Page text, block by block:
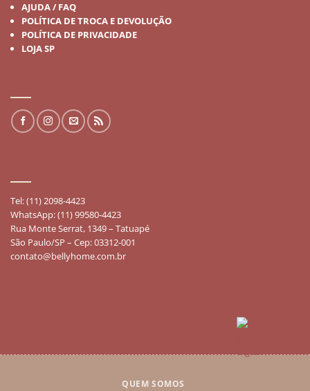
AJUDA / FAQ
POLÍTICA DE TROCA E DEVOLUÇÃO
POLÍTICA DE PRIVACIDADE
LOJA SP
Tel: (11) 2098-4423
WhatsApp: (11) 99580-4423
Rua Monte Serrat, 1349 – Tatuapé
São Paulo/SP – Cep: 03312-001
contato@bellyhome.com.br
QUEM SOMOS